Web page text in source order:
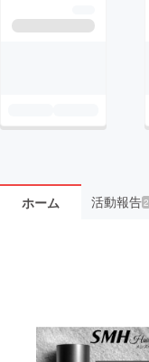
ホーム 活動報告2